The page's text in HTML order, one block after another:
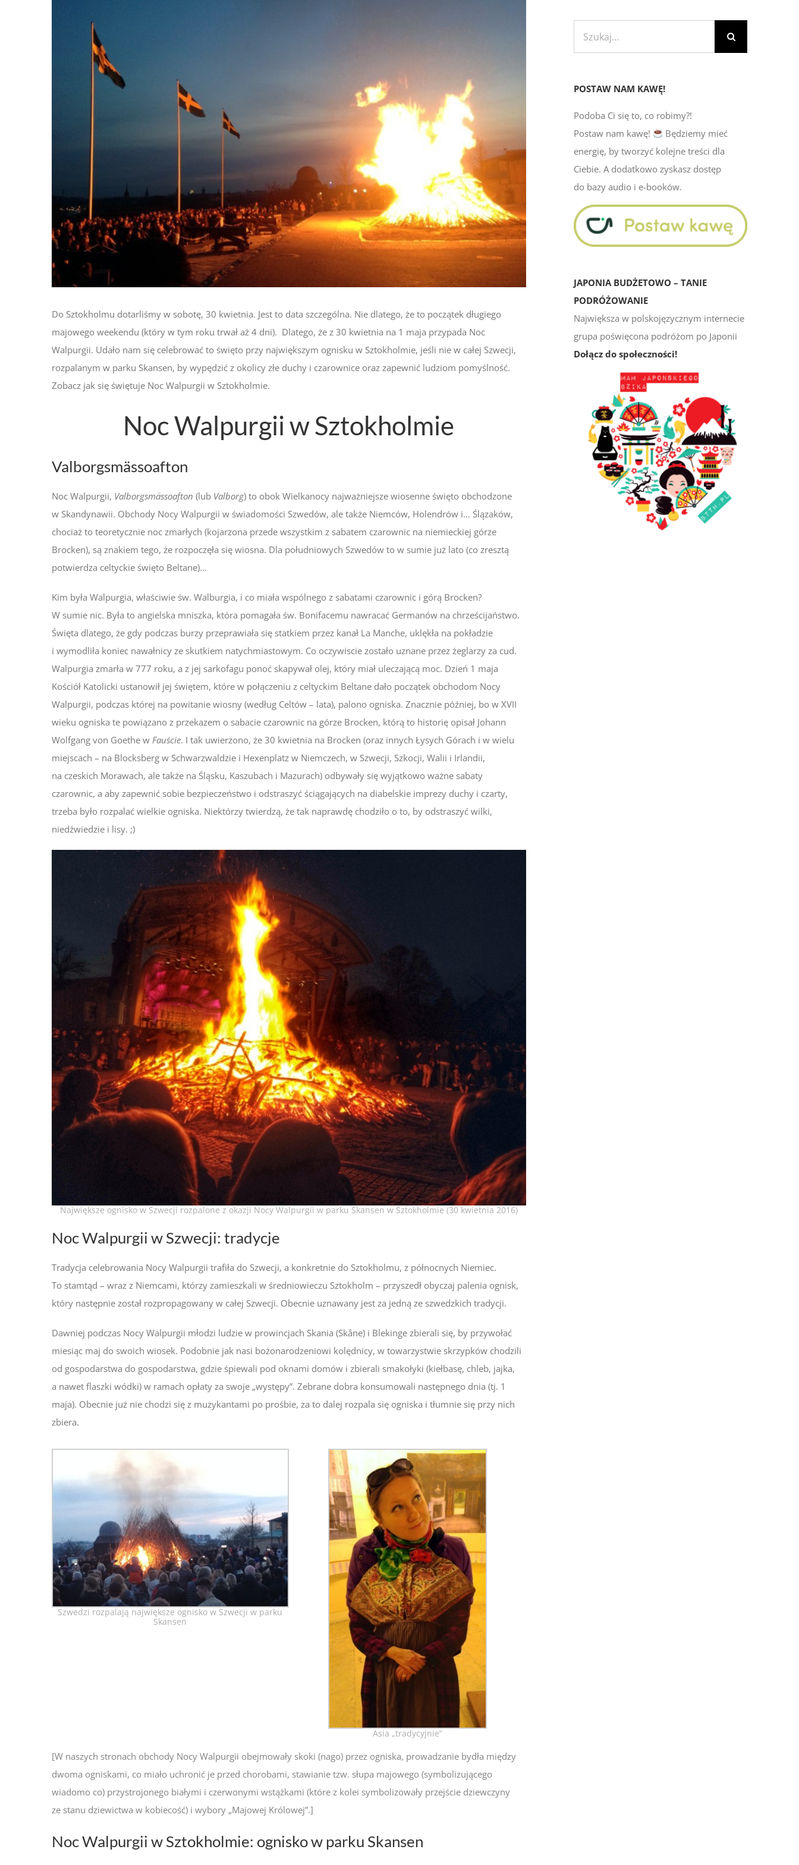
Do Sztokholmu dotarliśmy w sobotę, 30 kwietnia. Jest to data szczególna. Nie dlatego, że to początek długiego
majowego weekendu (który w tym roku trwał aż 4 dni). Dlatego, że z 30 kwietnia na 1 maja przypada Noc
Walpurgii. Udało nam się celebrować to święto przy największym ognisku w Sztokholmie, jeśli nie w całej Szwecji,
rozpalanym w parku Skansen, by wypędzić z okolicy złe duchy i czarownice oraz zapewnić ludziom pomyślność.
Zobacz jak się świętuje Noc Walpurgii w Sztokholmie.
Noc Walpurgii w Sztokholmie
Valborgsmässoafton
Noc Walpurgii, Valborgsmässoafton (lub Valborg) to obok Wielkanocy najważniejsze wiosenne święto obchodzone
w Skandynawii. Obchody Nocy Walpurgii w świadomości Szwedów, ale także Niemców, Holendrów i… Ślązaków,
chociaż to teoretycznie noc zmarłych (kojarzona przede wszystkim z sabatem czarownic na niemieckiej górze
Brocken), są znakiem tego, że rozpoczęła się wiosna. Dla południowych Szwedów to w sumie już lato (co zresztą
potwierdza celtyckie święto Beltane)…
Kim była Walpurgia, właściwie św. Walburgia, i co miała wspólnego z sabatami czarownic i górą Brocken?
W sumie nic. Była to angielska mniszka, która pomagała św. Bonifacemu nawracać Germanów na chrześcijaństwo.
Święta dlatego, że gdy podczas burzy przeprawiała się statkiem przez kanał La Manche, uklękła na pokładzie
i wymodliła koniec nawałnicy ze skutkiem natychmiastowym. Co oczywiscie zostało uznane przez żeglarzy za cud.
Walpurgia zmarła w 777 roku, a z jej sarkofagu ponoć skapywał olej, który miał uleczającą moc. Dzień 1 maja
Kościół Katolicki ustanowił jej świętem, które w połączeniu z celtyckim Beltane dało początek obchodom Nocy
Walpurgii, podczas której na powitanie wiosny (według Celtów – lata), palono ogniska. Znacznie później, bo w XVII
wieku ogniska te powiązano z przekazem o sabacie czarownic na górze Brocken, którą to historię opisał Johann
Wolfgang von Goethe w Fauście. I tak uwierzono, że 30 kwietnia na Brocken (oraz innych Łysych Górach i w wielu
miejscach – na Blocksberg w Schwarzwaldzie i Hexenplatz w Niemczech, w Szwecji, Szkocji, Walii i Irlandii,
na czeskich Morawach, ale także na Śląsku, Kaszubach i Mazurach) odbywały się wyjątkowo ważne sabaty
czarownic, a aby zapewnić sobie bezpieczeństwo i odstraszyć ściągających na diabelskie imprezy duchy i czarty,
trzeba było rozpalać wielkie ogniska. Niektórzy twierdzą, że tak naprawdę chodziło o to, by odstraszyć wilki,
niedźwiedzie i lisy. ;)
Największe ognisko w Szwecji rozpalone z okazji Nocy Walpurgii w parku Skansen w Sztokholmie (30 kwietnia 2016)
Noc Walpurgii w Szwecji: tradycje
Tradycja celebrowania Nocy Walpurgii trafiła do Szwecji, a konkretnie do Sztokholmu, z północnych Niemiec.
To stamtąd – wraz z Niemcami, którzy zamieszkali w średniowieczu Sztokholm – przyszedł obyczaj palenia ognisk,
który następnie został rozpropagowany w całej Szwecji. Obecnie uznawany jest za jedną ze szwedzkich tradycji.
Dawniej podczas Nocy Walpurgii młodzi ludzie w prowincjach Skania (Skåne) i Blekinge zbierali się, by przywołać
miesiąc maj do swoich wiosek. Podobnie jak nasi bożonarodzeniowi kolędnicy, w towarzystwie skrzypków chodzili
od gospodarstwa do gospodarstwa, gdzie śpiewali pod oknami domów i zbierali smakołyki (kiełbasę, chleb, jajka,
a nawet flaszki wódki) w ramach opłaty za swoje „występy”. Zebrane dobra konsumowali następnego dnia (tj. 1
maja). Obecnie już nie chodzi się z muzykantami po prośbie, za to dalej rozpala się ogniska i tłumnie się przy nich
zbiera.
Szwedzi rozpalają największe ognisko w Szwecji w parku
Skansen
Asia „tradycyjnie”
[W naszych stronach obchody Nocy Walpurgii obejmowały skoki (nago) przez ogniska, prowadzanie bydła między
dwoma ogniskami, co miało uchronić je przed chorobami, stawianie tzw. słupa majowego (symbolizującego
wiadomo co) przystrojonego białymi i czerwonymi wstążkami (które z kolei symbolizowały przejście dziewczyny
ze stanu dziewictwa w kobiecość) i wybory „Majowej Królowej”.]
Noc Walpurgii w Sztokholmie: ognisko w parku Skansen
POSTAW NAM KAWĘ!
Podoba Ci się to, co robimy?!
Postaw nam kawę!
Będziemy mieć
energię, by tworzyć kolejne treści dla
Ciebie. A dodatkowo zyskasz dostęp
do bazy audio i e-booków.
JAPONIA BUDŻETOWO – TANIE
PODRÓŻOWANIE
Największa w polskojęzycznym internecie
grupa poświęcona podróżom po Japonii
Dołącz do społeczności!